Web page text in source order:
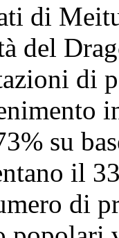
di
del
di
su
il
di